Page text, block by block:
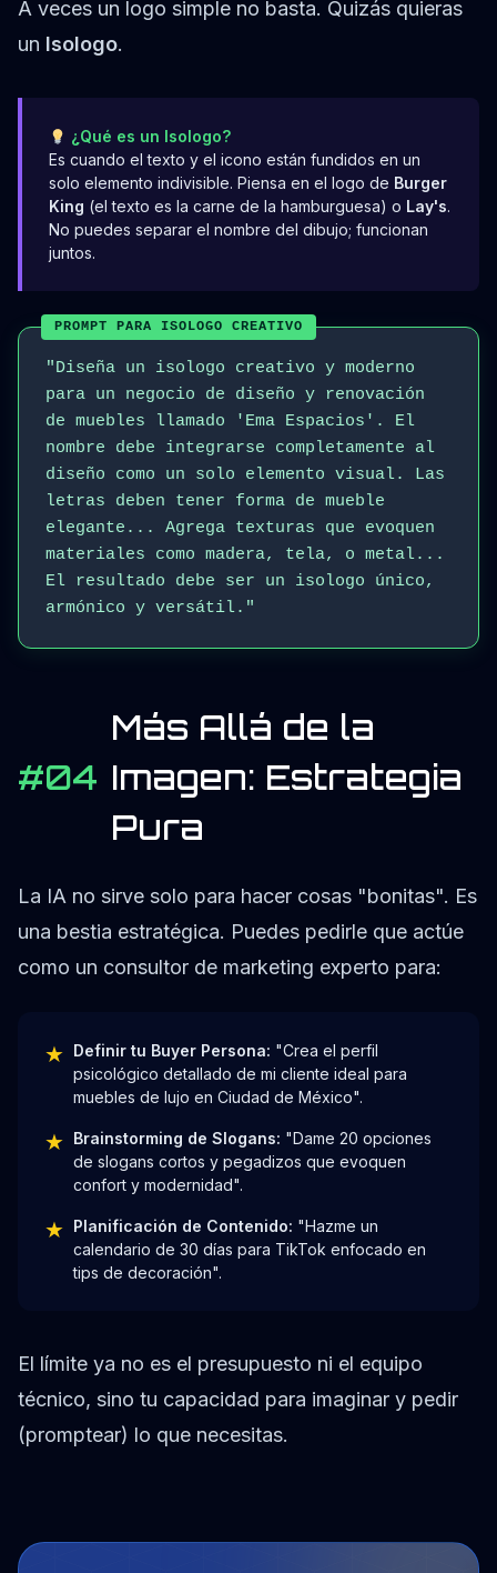
A veces un logo simple no basta. Quizás quieras
un Isologo.
¿Qué es un Isologo?
Es cuando el texto y el icono están fundidos en un
solo elemento indivisible. Piensa en el logo de Burger
King (el texto es la carne de la hamburguesa) o Lay's.
No puedes separar el nombre del dibujo; funcionan
juntos.
PROMPT PARA ISOLOGO CREATIVO
"Diseña un isologo creativo y moderno
para un negocio de diseño y renovación
de muebles llamado 'Ema Espacios'. El
nombre debe integrarse completamente al
diseño como un solo elemento visual. Las
letras deben tener forma de mueble
elegante... Agrega texturas que evoquen
materiales como madera, tela, o metal...
El resultado debe ser un isologo único,
armónico y versátil."
#04
Más Allá de la
Imagen: Estrategia
Pura
La IA no sirve solo para hacer cosas "bonitas". Es
una bestia estratégica. Puedes pedirle que actúe
como un consultor de marketing experto para:
★ Definir tu Buyer Persona: "Crea el perfil
psicológico detallado de mi cliente ideal para
muebles de lujo en Ciudad de México".
★ Brainstorming de Slogans: "Dame 20 opciones
de slogans cortos y pegadizos que evoquen
confort y modernidad".
★ Planificación de Contenido: "Hazme un
calendario de 30 días para TikTok enfocado en
tips de decoración".
El límite ya no es el presupuesto ni el equipo
técnico, sino tu capacidad para imaginar y pedir
(promptear) lo que necesitas.